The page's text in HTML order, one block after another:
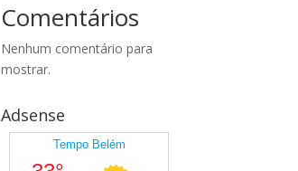
Comentários
Nenhum comentário para
mostrar.
Adsense